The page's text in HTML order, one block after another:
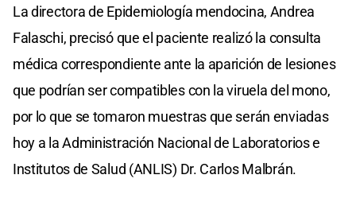
La directora de Epidemiología mendocina, Andrea
Falaschi, precisó que el paciente realizó la consulta
médica correspondiente ante la aparición de lesiones
que podrían ser compatibles con la viruela del mono,
por lo que se tomaron muestras que serán enviadas
hoy a la Administración Nacional de Laboratorios e
Institutos de Salud (ANLIS) Dr. Carlos Malbrán.